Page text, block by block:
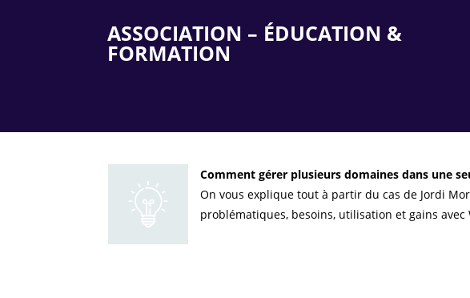
ASSOCIATION – ÉDUCATION &
FORMATION
Comment gérer plusieurs domaines dans une
On vous explique tout à partir du cas de Jordi
problématiques, besoins, utilisation et gains avec